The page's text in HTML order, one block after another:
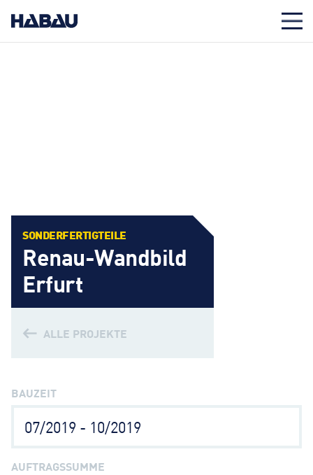
SONDERFERTIGTEILE
Renau-Wandbild
Erfurt
ALLE PROJEKTE
BAUZEIT
07/2019 - 10/2019
AUFTRAGSSUMME